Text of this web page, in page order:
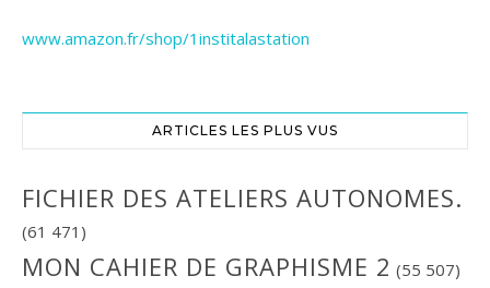
www.amazon.fr/shop/1institalastation
ARTICLES LES PLUS VUS
FICHIER DES ATELIERS AUTONOMES.
(61 471)
MON CAHIER DE GRAPHISME 2 (55 507)